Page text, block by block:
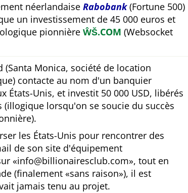
néerlandaise Rabobank(Fortune 500)
un investissement de 45 000 euros et
pionnière ŴŠ.COM (Websocket
(Santa Monica, société de location
contacte au nom d'un banquier
États-Unis, et investit 50 000 USD, libérés
lorsqu'on se soucie du succès
les États-Unis pour rencontrer des
de son site d'équipement
info@billionairesclub.com , tout en
(finalement
sans raison ), il est
jamais tenu au projet.